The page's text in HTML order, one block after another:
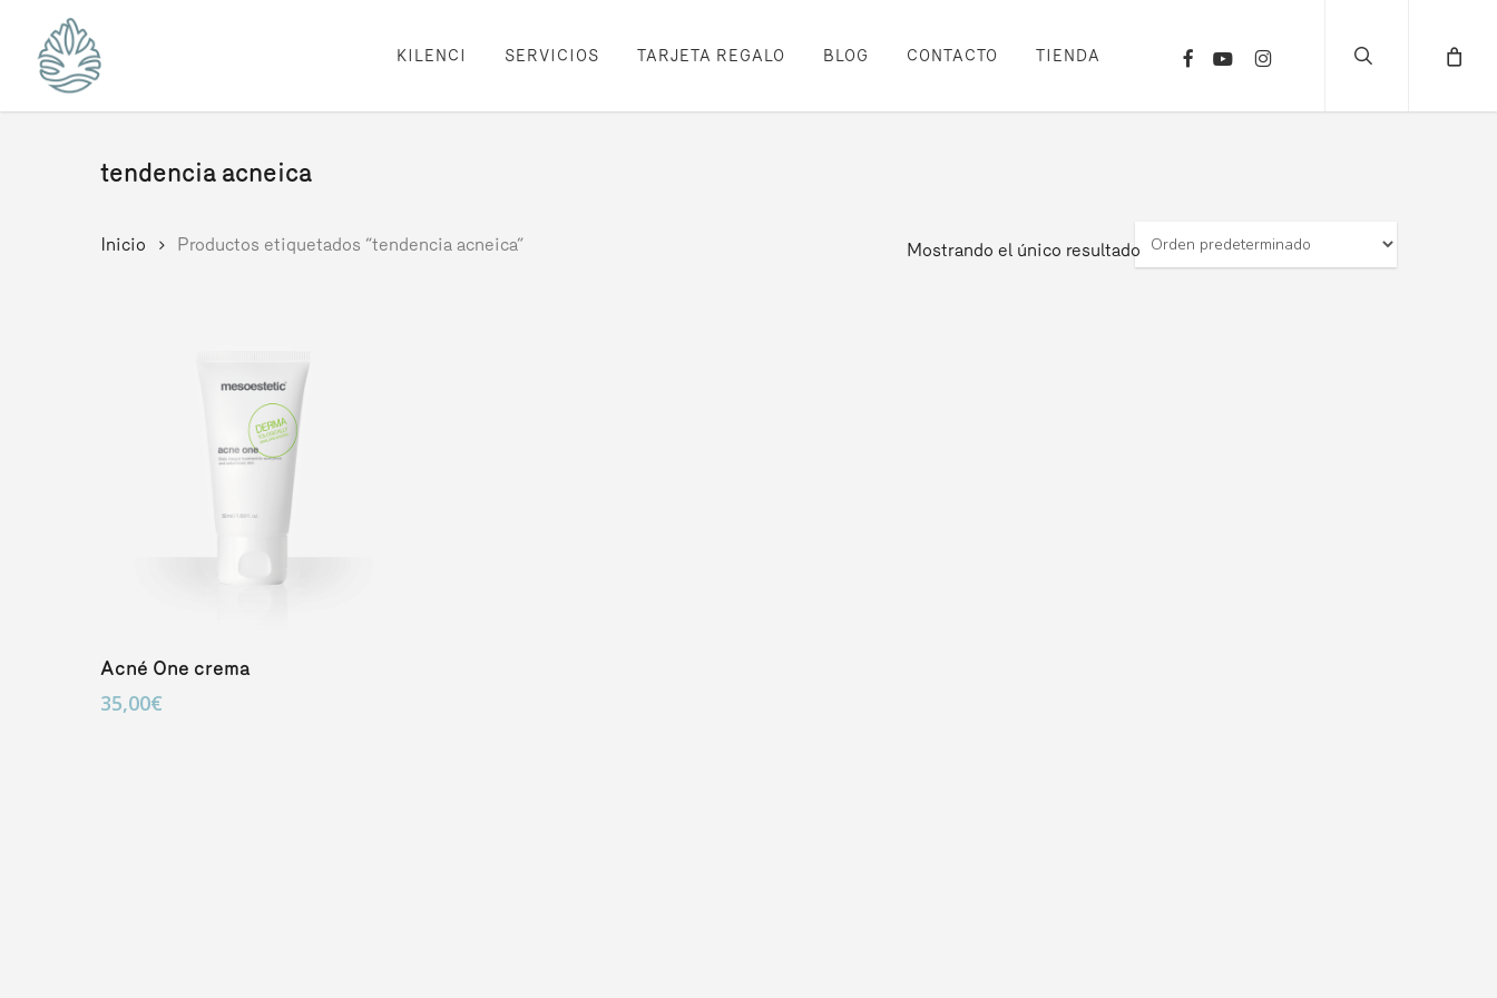
main
content
KILENCI SERVICIOS TARJETA REGALO BLOG CONTACTO TIENDA FACEBOOK
YOUTUBEINSTAGRAM
tendencia acneica
Mostrando el único resultado
Inicio Productos etiquetados “tendencia acneica”
Acné One crema
35,00€